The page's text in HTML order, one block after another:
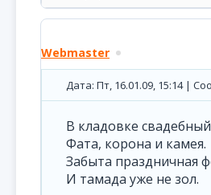
Webmaster
Дата: Пт, 16.01.09, 15:14 |
В кладовке
Фата, корона и камея.
Забыта праздничная
И тамада уже не зол.